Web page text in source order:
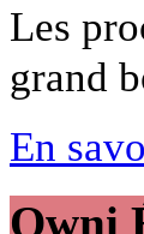
Les
grand
En
Owni